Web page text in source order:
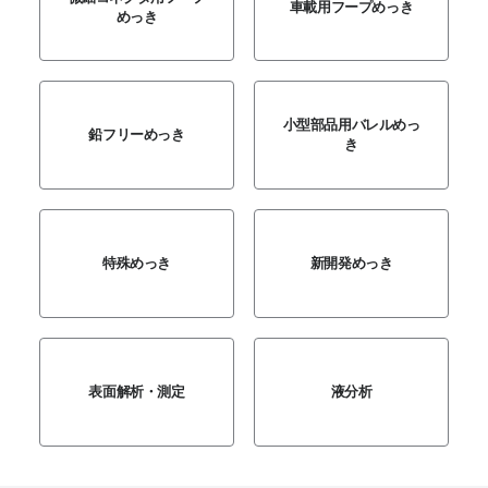
めっき
車載用フープめっき
鉛フリーめっき
小型部品用バレルめっ
き
特殊めっき 新開発めっき
表面解析・測定 液分析